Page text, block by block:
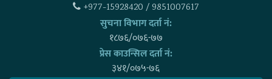
+977-15928420 / 9851007617
सुचना विभाग दर्ता नं:
१८७६/०७६-७७
प्रेस काउन्सिल दर्ता नं:
३४१/०७५-७६